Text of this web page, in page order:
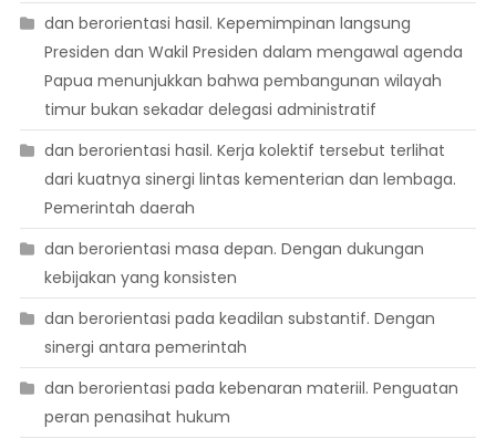
dan berorientasi hasil. Kepemimpinan langsung
Presiden dan Wakil Presiden dalam mengawal agenda
Papua menunjukkan bahwa pembangunan wilayah
timur bukan sekadar delegasi administratif
dan berorientasi hasil. Kerja kolektif tersebut terlihat
dari kuatnya sinergi lintas kementerian dan lembaga.
Pemerintah daerah
dan berorientasi masa depan. Dengan dukungan
kebijakan yang konsisten
dan berorientasi pada keadilan substantif. Dengan
sinergi antara pemerintah
dan berorientasi pada kebenaran materiil. Penguatan
peran penasihat hukum